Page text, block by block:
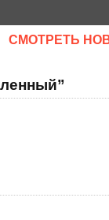
CМОТРЕТЬ